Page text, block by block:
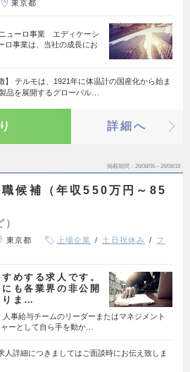
東京都
ューロ事業 エディケーシ
事業は、当社の成長にお
】 テルモは、1921年に体温計の国産化から始ま
品を展開するグローバル…
詳細へ
掲載期間 26/08/06～26/08/19
職候補（年収550万円～85
東京都 上場企業 土日祝休み
フ
めする求人です。
も各業界の非公開
りま…
人事給与チームのリーダーまたはマネジメント
ーとして自ら手を動か…
人詳細につきましてはご面談時にお伝え致しま